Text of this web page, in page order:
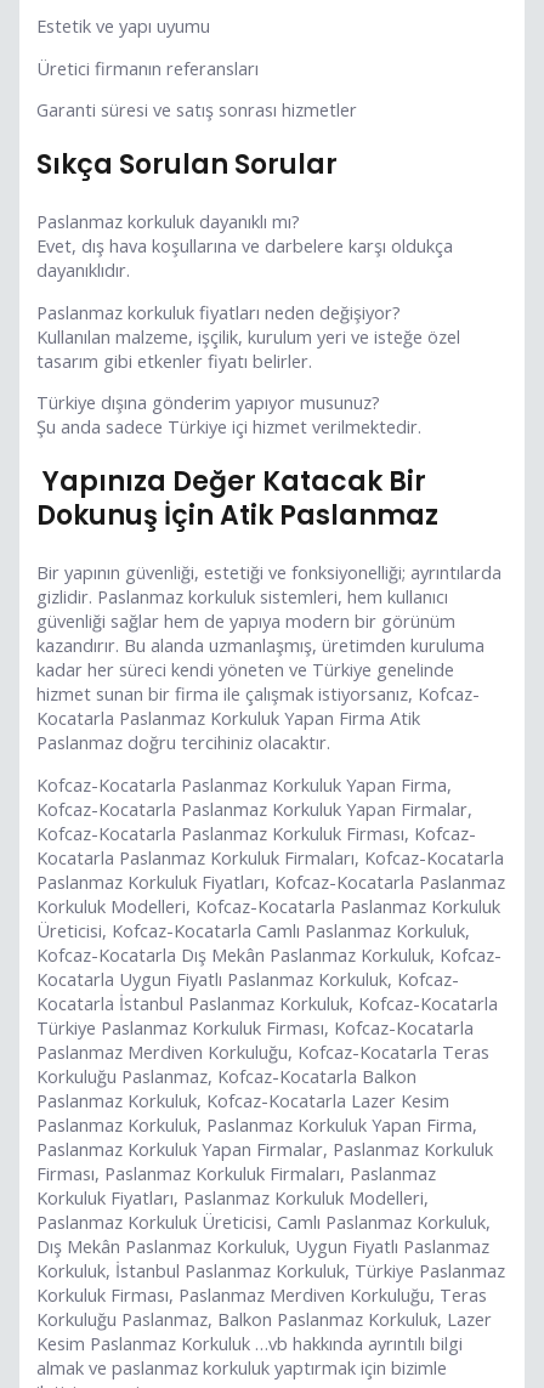
Estetik ve yapı uyumu
Üretici firmanın referansları
Garanti süresi ve satış sonrası hizmetler
Sıkça Sorulan Sorular
Paslanmaz korkuluk dayanıklı mı?
Evet, dış hava koşullarına ve darbelere karşı oldukça
dayanıklıdır.
Paslanmaz korkuluk fiyatları neden değişiyor?
Kullanılan malzeme, işçilik, kurulum yeri ve isteğe özel
tasarım gibi etkenler fiyatı belirler.
Türkiye dışına gönderim yapıyor musunuz?
Şu anda sadece Türkiye içi hizmet verilmektedir.
Yapınıza Değer Katacak Bir
Dokunuş İçin Atik Paslanmaz
Bir yapının güvenliği, estetiği ve fonksiyonelliği; ayrıntılarda
gizlidir. Paslanmaz korkuluk sistemleri, hem kullanıcı
güvenliği sağlar hem de yapıya modern bir görünüm
kazandırır. Bu alanda uzmanlaşmış, üretimden kuruluma
kadar her süreci kendi yöneten ve Türkiye genelinde
hizmet sunan bir firma ile çalışmak istiyorsanız, Kofcaz-
Kocatarla Paslanmaz Korkuluk Yapan Firma Atik
Paslanmaz doğru tercihiniz olacaktır.
Kofcaz-Kocatarla Paslanmaz Korkuluk Yapan Firma,
Kofcaz-Kocatarla Paslanmaz Korkuluk Yapan Firmalar,
Kofcaz-Kocatarla Paslanmaz Korkuluk Firması, Kofcaz-
Kocatarla Paslanmaz Korkuluk Firmaları, Kofcaz-Kocatarla
Paslanmaz Korkuluk Fiyatları, Kofcaz-Kocatarla Paslanmaz
Korkuluk Modelleri, Kofcaz-Kocatarla Paslanmaz Korkuluk
Üreticisi, Kofcaz-Kocatarla Camlı Paslanmaz Korkuluk,
Kofcaz-Kocatarla Dış Mekân Paslanmaz Korkuluk, Kofcaz-
Kocatarla Uygun Fiyatlı Paslanmaz Korkuluk, Kofcaz-
Kocatarla İstanbul Paslanmaz Korkuluk, Kofcaz-Kocatarla
Türkiye Paslanmaz Korkuluk Firması, Kofcaz-Kocatarla
Paslanmaz Merdiven Korkuluğu, Kofcaz-Kocatarla Teras
Korkuluğu Paslanmaz, Kofcaz-Kocatarla Balkon
Paslanmaz Korkuluk, Kofcaz-Kocatarla Lazer Kesim
Paslanmaz Korkuluk, Paslanmaz Korkuluk Yapan Firma,
Paslanmaz Korkuluk Yapan Firmalar, Paslanmaz Korkuluk
Firması, Paslanmaz Korkuluk Firmaları, Paslanmaz
Korkuluk Fiyatları, Paslanmaz Korkuluk Modelleri,
Paslanmaz Korkuluk Üreticisi, Camlı Paslanmaz Korkuluk,
Dış Mekân Paslanmaz Korkuluk, Uygun Fiyatlı Paslanmaz
Korkuluk, İstanbul Paslanmaz Korkuluk, Türkiye Paslanmaz
Korkuluk Firması, Paslanmaz Merdiven Korkuluğu, Teras
Korkuluğu Paslanmaz, Balkon Paslanmaz Korkuluk, Lazer
Kesim Paslanmaz Korkuluk …vb hakkında ayrıntılı bilgi
almak ve paslanmaz korkuluk yaptırmak için bizimle